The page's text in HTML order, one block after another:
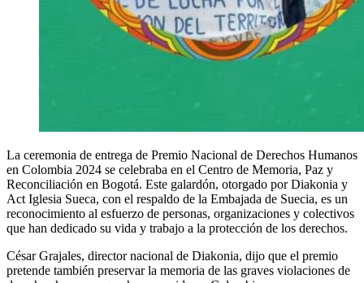
La ceremonia de entrega de Premio Nacional de Derechos Humanos
en Colombia 2024 se celebraba en el Centro de Memoria, Paz y
Reconciliación en Bogotá. Este galardón, otorgado por Diakonia y
Act Iglesia Sueca, con el respaldo de la Embajada de Suecia, es un
reconocimiento al esfuerzo de personas, organizaciones y colectivos
que han dedicado su vida y trabajo a la protección de los derechos.
César Grajales, director nacional de Diakonia, dijo que el premio
pretende también preservar la memoria de las graves violaciones de